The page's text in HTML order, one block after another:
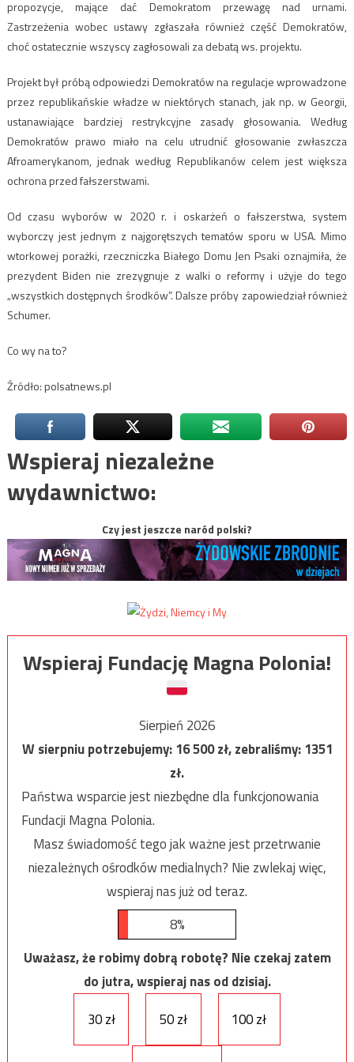
propozycje, mające dać Demokratom przewagę nad urnami.
Zastrzeżenia wobec ustawy zgłaszała również część Demokratów,
choć ostatecznie wszyscy zagłosowali za debatą ws. projektu.
Projekt był próbą odpowiedzi Demokratów na regulacje wprowadzone
przez republikańskie władze w niektórych stanach, jak np. w Georgii,
ustanawiające bardziej restrykcyjne zasady głosowania. Według
Demokratów prawo miało na celu utrudnić głosowanie zwłaszcza
Afroamerykanom, jednak według Republikanów celem jest większa
ochrona przed fałszerstwami.
Od czasu wyborów w 2020 r. i oskarżeń o fałszerstwa, system
wyborczy jest jednym z najgorętszych tematów sporu w USA. Mimo
wtorkowej porażki, rzeczniczka Białego Domu Jen Psaki oznajmiła, że
prezydent Biden nie zrezygnuje z walki o reformy i użyje do tego
„wszystkich dostępnych środków”. Dalsze próby zapowiedział również
Schumer.
Co wy na to?
Źródło: polsatnews.pl
Wspieraj niezależne
wydawnictwo:
Czy jest jeszcze naród polski?
Wspieraj Fundację Magna Polonia!
Sierpień 2026
W sierpniu potrzebujemy:16 500zł, zebraliśmy:1351
zł.
Państwa wsparcie jest niezbędne dla funkcjonowania
Fundacji Magna Polonia.
Masz świadomość tego jak ważne jest przetrwanie
niezależnych ośrodków medialnych? Nie zwlekaj więc,
wspieraj nas już od teraz.
8%
Uważasz, że robimy dobrą robotę? Nie czekaj zatem
do jutra, wspieraj nas od dzisiaj.
30 zł
50 zł 100 zł